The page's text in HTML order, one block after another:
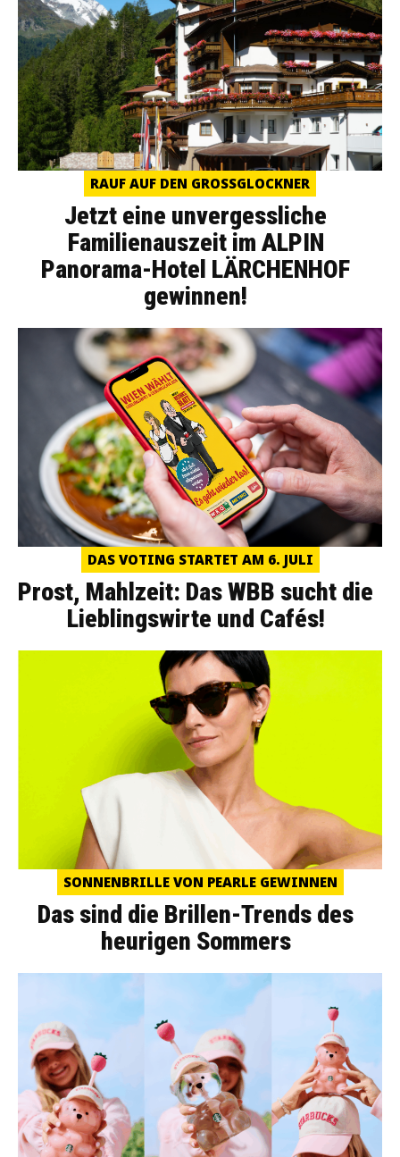
RAUF AUF DEN GROSSGLOCKNER
Jetzt eine unvergessliche
Familienauszeit im ALPIN
Panorama-Hotel LÄRCHENHOF
gewinnen!
DAS VOTING STARTET AM 6. JULI
Prost, Mahlzeit: Das WBB sucht die
Lieblingswirte und Cafés!
SONNENBRILLE VON PEARLE GEWINNEN
Das sind die Brillen-Trends des
heurigen Sommers